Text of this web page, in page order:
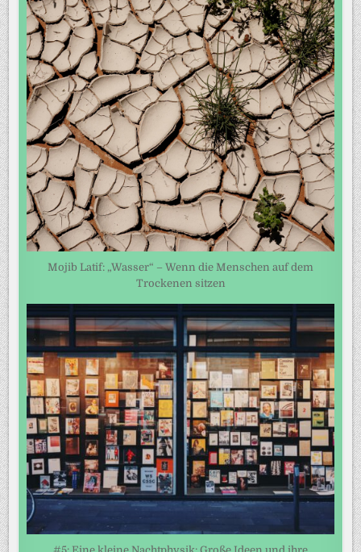
Mojib Latif: „Wasser“ – Wenn die Menschen auf dem
Trockenen sitzen